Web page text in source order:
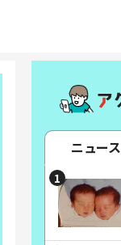
ニュース